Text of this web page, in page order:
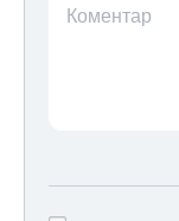
Коментар